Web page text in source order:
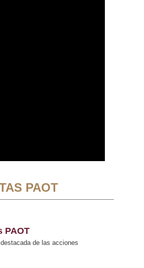
PAOT
PAOT
destacada de las acciones